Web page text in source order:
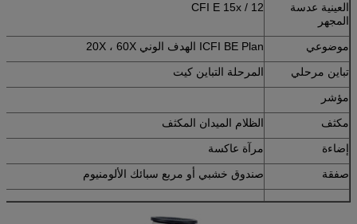
العينية عدسة
المجهر
CFI E 15x / 12
موضوعي
ICFI BE Plan الهدف الوني 20X ، 60X
تباين مرحلي
المرحلة التباين كيت
مؤشر
مكثف
الظلام الميدان المكثف
إضاءة
مرآة عاكسة
صفقة
صندوق خشبي أو مربع سبائك الألومنيوم